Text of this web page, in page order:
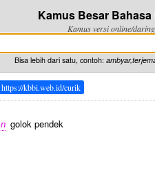
Kamus Besar
Kamus versi online/
Bisa lebih dari satu, contoh:
https://kbbi.web.id/curik
n golok pendek